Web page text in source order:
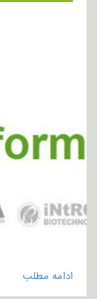
ادامه مطلب